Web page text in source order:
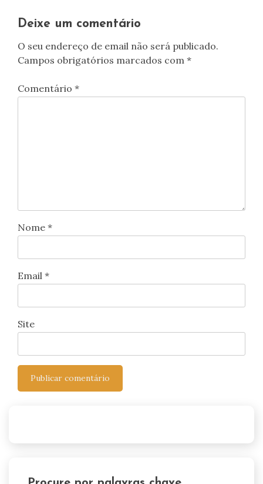
artigos
Deixe um comentário
O seu endereço de email não será publicado.
Campos obrigatórios marcados com *
Comentário *
Nome *
Email *
Site